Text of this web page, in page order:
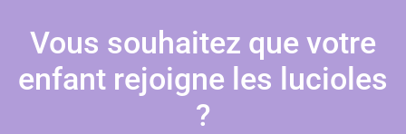
Vous souhaitez que votre
enfant rejoigne les lucioles
?